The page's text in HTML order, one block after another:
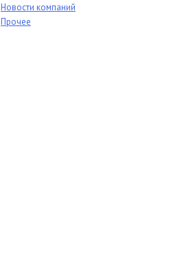
Новости компаний
Прочее